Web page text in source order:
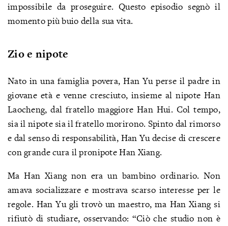
impossibile da proseguire. Questo episodio segnò il
momento più buio della sua vita.
Zio e nipote
Nato in una famiglia povera, Han Yu perse il padre in
giovane età e venne cresciuto, insieme al nipote Han
Laocheng, dal fratello maggiore Han Hui. Col tempo,
sia il nipote sia il fratello morirono. Spinto dal rimorso
e dal senso di responsabilità, Han Yu decise di crescere
con grande cura il pronipote Han Xiang.
Ma Han Xiang non era un bambino ordinario. Non
amava socializzare e mostrava scarso interesse per le
regole. Han Yu gli trovò un maestro, ma Han Xiang si
rifiutò di studiare, osservando: “Ciò che studio non è